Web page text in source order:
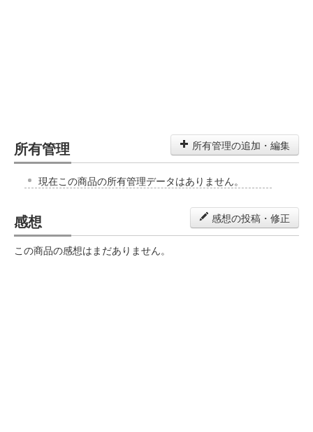
所有管理 所有管理の追加・編集
現在この商品の所有管理データはありません。
感想 感想の投稿・修正
この商品の感想はまだありません。